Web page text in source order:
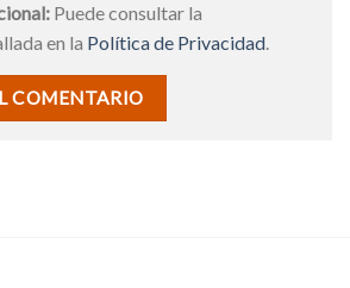
Puede consultar la
en la Política de Privacidad.